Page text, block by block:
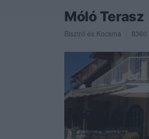
Móló Terasz
Bisztró és Kocsma 8360